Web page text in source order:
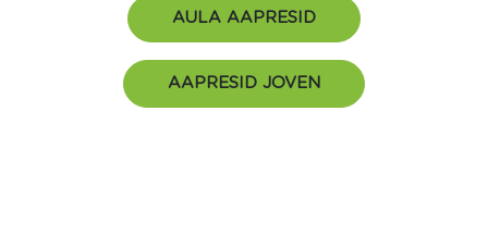
AULA AAPRESID
AAPRESID JOVEN